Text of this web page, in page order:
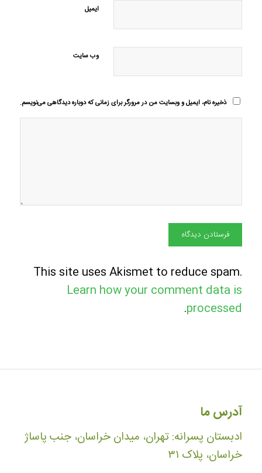
ایمیل
وب‌ سایت
ذخیره نام، ایمیل و وبسایت من در مرورگر برای زمانی که دوباره دیدگاهی می‌نویسم.
This site uses Akismet to reduce spam.
Learn how your comment data is
processed
.
آدرس ما
ادبستان پسرانه: تهران، میدان خراسان، جنب پاساژ
خراسان، پلاک ۳۱